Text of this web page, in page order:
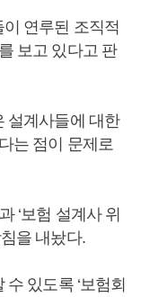
연루된 조직적
보고 있다고 판
설계사들에 대한
는 점이 문제로
‘보험 설계사 위
을 내놨다.
있도록 ‘보험회